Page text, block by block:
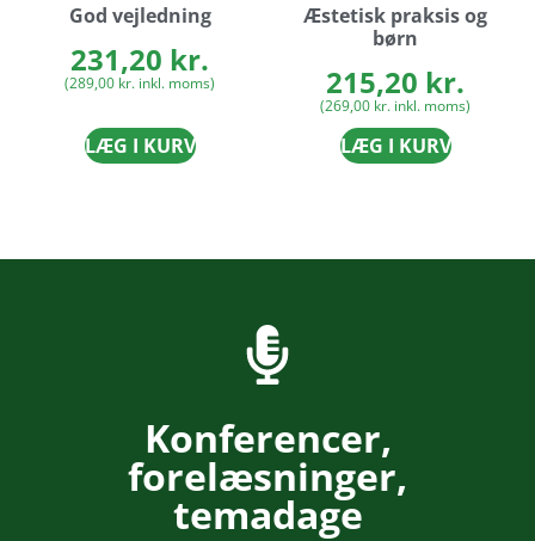
God vejledning
231,20 kr.
(289,00 kr. inkl. moms)
LÆG I KURV
Æstetisk praksis og
børn
215,20 kr.
(269,00 kr. inkl. moms)
LÆG I KURV
Konferencer,
forelæsninger,
temadage